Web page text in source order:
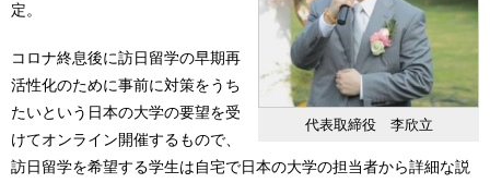
代表取締役 李欣立
定。
コロナ終息後に訪日留学の早期再
活性化のために事前に対策をうち
たいという日本の大学の要望を受
けてオンライン開催するもので、
訪日留学を希望する学生は自宅で日本の大学の担当者から詳細な説